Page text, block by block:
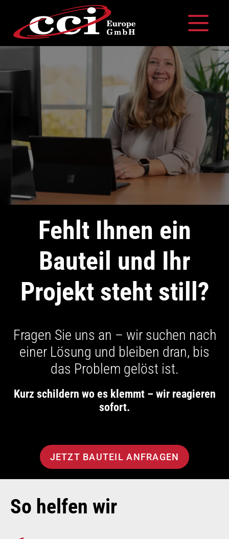
Fehlt Ihnen ein
Bauteil und Ihr
Projekt steht still?
Fragen Sie uns an – wir suchen nach
einer Lösung und bleiben dran, bis
das Problem gelöst ist.
Kurz schildern wo es klemmt – wir reagieren
sofort.
JETZT BAUTEIL ANFRAGEN
So helfen wir